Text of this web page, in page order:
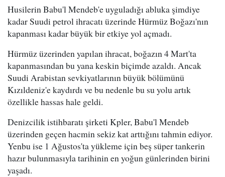
Husilerin Babu'l Mendeb'e uyguladığı abluka şimdiye
kadar Suudi petrol ihracatı üzerinde Hürmüz Boğazı'nın
kapanması kadar büyük bir etkiye yol açmadı.
Hürmüz üzerinden yapılan ihracat, boğazın 4 Mart'ta
kapanmasından bu yana keskin biçimde azaldı. Ancak
Suudi Arabistan sevkiyatlarının büyük bölümünü
Kızıldeniz'e kaydırdı ve bu nedenle bu su yolu artık
özellikle hassas hale geldi.
Denizcilik istihbaratı şirketi Kpler, Babu'l Mendeb
üzerinden geçen hacmin sekiz kat arttığını tahmin ediyor.
Yenbu ise 1 Ağustos'ta yükleme için beş süper tankerin
hazır bulunmasıyla tarihinin en yoğun günlerinden birini
yaşadı.